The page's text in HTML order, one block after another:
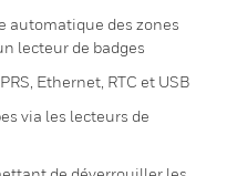
automatique des zones
lecteur de badges
Ethernet, RTC et USB
via les lecteurs de